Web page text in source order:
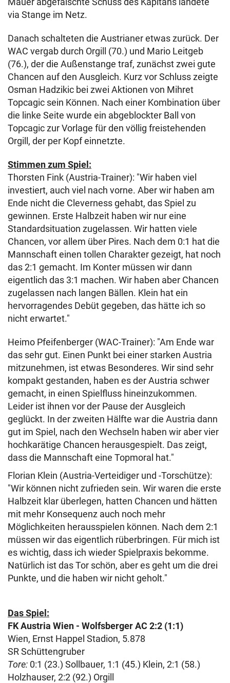
via Stange im Netz.
Danach schalteten die Austrianer etwas zurück. Der
WAC vergab durch Orgill (70.) und Mario Leitgeb
(76.), der die Außenstange traf, zunächst zwei gute
Chancen auf den Ausgleich. Kurz vor Schluss zeigte
Osman Hadzikic bei zwei Aktionen von Mihret
Topcagic sein Können. Nach einer Kombination über
die linke Seite wurde ein abgeblockter Ball von
Topcagic zur Vorlage für den völlig freistehenden
Orgill, der per Kopf einnetzte.
Stimmen zum Spiel:
Thorsten Fink (Austria-Trainer): "Wir haben viel
investiert, auch viel nach vorne. Aber wir haben am
Ende nicht die Cleverness gehabt, das Spiel zu
gewinnen. Erste Halbzeit haben wir nur eine
Standardsituation zugelassen. Wir hatten viele
Chancen, vor allem über Pires. Nach dem 0:1 hat die
Mannschaft einen tollen Charakter gezeigt, hat noch
das 2:1 gemacht. Im Konter müssen wir dann
eigentlich das 3:1 machen. Wir haben aber Chancen
zugelassen nach langen Bällen. Klein hat ein
hervorragendes Debüt gegeben, das hätte ich so
nicht erwartet."
Heimo Pfeifenberger (WAC-Trainer): "Am Ende war
das sehr gut. Einen Punkt bei einer starken Austria
mitzunehmen, ist etwas Besonderes. Wir sind sehr
kompakt gestanden, haben es der Austria schwer
gemacht, in einen Spielfluss hineinzukommen.
Leider ist ihnen vor der Pause der Ausgleich
geglückt. In der zweiten Hälfte war die Austria dann
gut im Spiel, nach den Wechseln haben wir aber vier
hochkarätige Chancen herausgespielt. Das zeigt,
dass die Mannschaft eine Topmoral hat."
Florian Klein (Austria-Verteidiger und -Torschütze):
"Wir können nicht zufrieden sein. Wir waren die erste
Halbzeit klar überlegen, hatten Chancen und hätten
mit mehr Konsequenz auch noch mehr
Möglichkeiten herausspielen können. Nach dem 2:1
müssen wir das eigentlich rüberbringen. Für mich ist
es wichtig, dass ich wieder Spielpraxis bekomme.
Natürlich ist das Tor schön, aber es geht um die drei
Punkte, und die haben wir nicht geholt."
Das Spiel:
FK Austria Wien - Wolfsberger AC 2:2 (1:1)
Wien, Ernst Happel Stadion, 5.878
SR Schüttengruber
Tore: 0:1 (23.) Sollbauer, 1:1 (45.) Klein, 2:1 (58.)
Holzhauser, 2:2 (92.) Orgill